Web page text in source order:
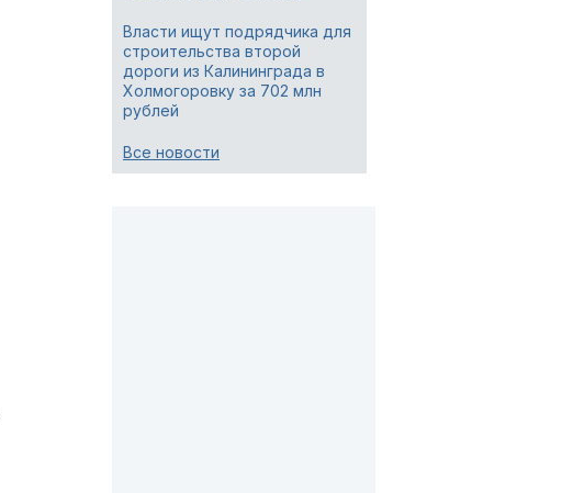
Власти ищут подрядчика для
строительства второй
дороги из Калининграда в
Холмогоровку за 702 млн
рублей
Все новости